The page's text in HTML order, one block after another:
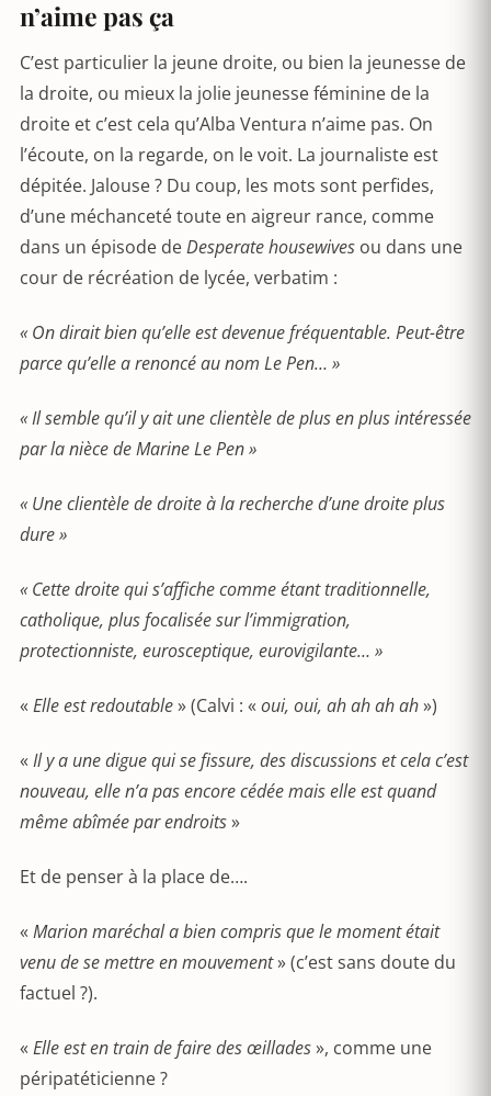
n’aime pas ça
C’est particulier la jeune droite, ou bien la jeunesse de
la droite, ou mieux la jolie jeunesse féminine de la
droite et c’est cela qu’Alba Ventura n’aime pas. On
l’écoute, on la regarde, on le voit. La journaliste est
dépitée. Jalouse ? Du coup, les mots sont perfides,
d’une méchanceté toute en aigreur rance, comme
dans un épisode deDesperate housewives ou dans une
cour de récréation de lycée, verbatim :
« On dirait bien qu’elle est devenue fréquentable. Peut-être
parce qu’elle a renoncé au nom Le Pen… »
« Il semble qu’il y ait une clientèle de plus en plus intéressée
par la nièce de Marine Le Pen »
« Une clientèle de droite à la recherche d’une droite plus
dure »
« Cette droite qui s’affiche comme étant traditionnelle,
catholique, plus focalisée sur l’immigration,
protectionniste, eurosceptique, eurovigilante… »
« Elle est redoutable» (Calvi : « oui, oui, ah ah ah ah»)
« Il y a une digue qui se fissure, des discussions et cela c’est
nouveau, elle n’a pas encore cédée mais elle est quand
même abîmée par endroits»
Et de penser à la place de….
« Marion maréchal a bien compris que le moment était
venu de se mettre en mouvement» (c’est sans doute du
factuel ?).
« Elle est en train de faire des œillades», comme une
péripatéticienne ?